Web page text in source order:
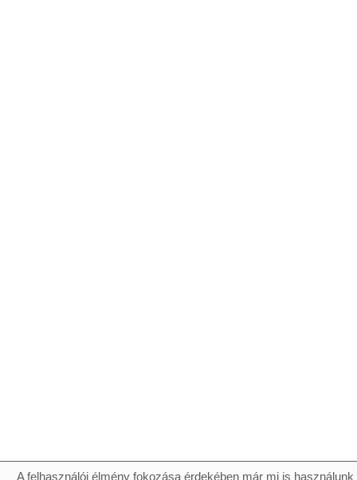
A felhasználói élmény fokozása érdekében már mi is